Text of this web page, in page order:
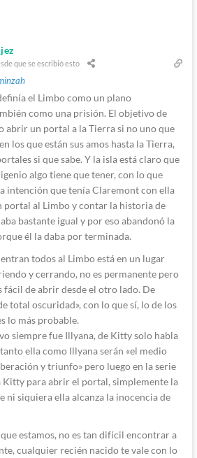
que se escribió esto
el Limbo como un plano
como una prisión. El objetivo de
abrir un portal a la Tierra si no uno que
los que están sus amos hasta la Tierra,
si que sabe. Y la isla está claro que
algo tiene que tener, con lo que
intención que tenía Claremont con ella
portal al Limbo y contar la historia de
bastante igual y por eso abandonó la
él la daba por terminada.
todos al Limbo está en un lugar
y cerrando, no es permanente pero
fácil de abrir desde el otro lado. De
total oscuridad», con lo que sí, lo de los
lo más probable.
siempre fue Illyana, de Kitty solo habla
ella como Illyana serán «el medio
y triunfo» pero luego en la serie
para abrir el portal, simplemente la
ni siquiera ella alcanza la inocencia de
estamos, no es tan difícil encontrar a
cualquier recién nacido te vale con lo